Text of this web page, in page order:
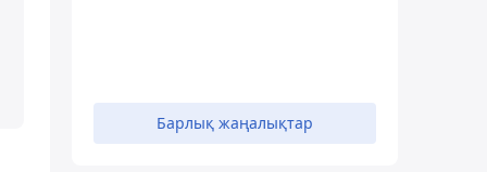
Барлық жаңалықтар